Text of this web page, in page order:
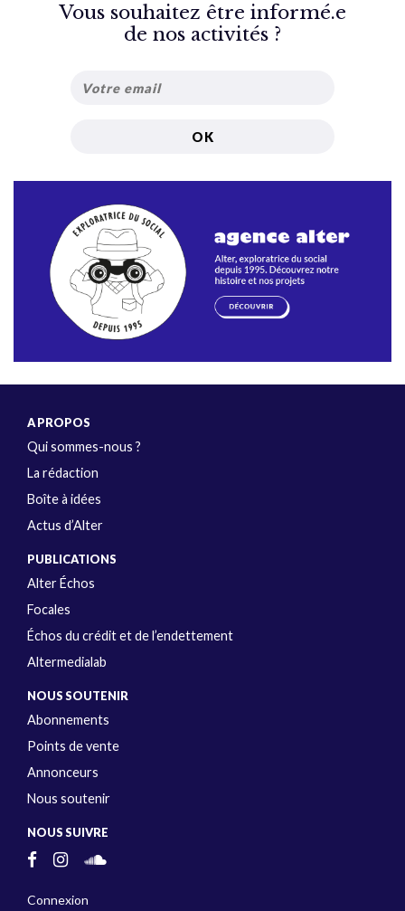
Vous souhaitez être informé.e
de nos activités ?
A PROPOS
Qui sommes-nous ?
La rédaction
Boîte à idées
Actus d’Alter
PUBLICATIONS
Alter Échos
Focales
Échos du crédit et de l’endettement
Altermedialab
NOUS SOUTENIR
Abonnements
Points de vente
Annonceurs
Nous soutenir
NOUS SUIVRE
Connexion